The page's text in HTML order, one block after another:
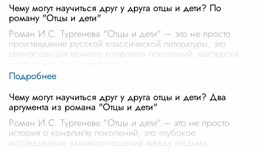
Чему могут научиться друг у друга отцы и дети? По
роману "Отцы и дети"
Роман И.С. Тургенева "Отцы и дети" — это не просто
произведение русской классической литературы, это
квинтэссенция вечного конфликта поколений, мастерски
Чему могут научиться друг у друга отцы и дети? Два
аргумента из романа "Отцы и дети"
Роман И.С. Тургенева "Отцы и дети" – это не просто
история о конфликте поколений, это глубокое
исследование взаимоотношений между людьми,